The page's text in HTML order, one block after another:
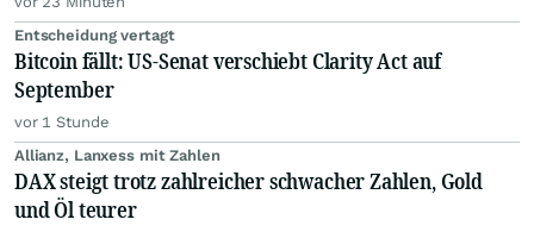
Entscheidung vertagt
Bitcoin fällt: US-Senat verschiebt Clarity Act auf
September
vor 1 Stunde
Allianz, Lanxess mit Zahlen
DAX steigt trotz zahlreicher schwacher Zahlen, Gold
und Öl teurer